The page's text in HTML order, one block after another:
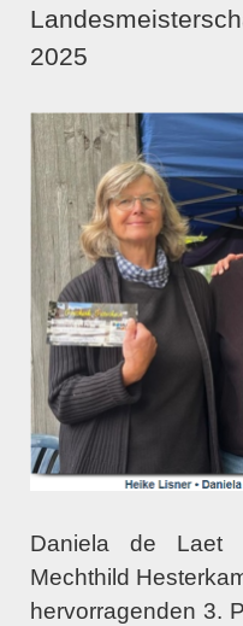
2025
Daniela de
Mechthild
hervorragenden 3.